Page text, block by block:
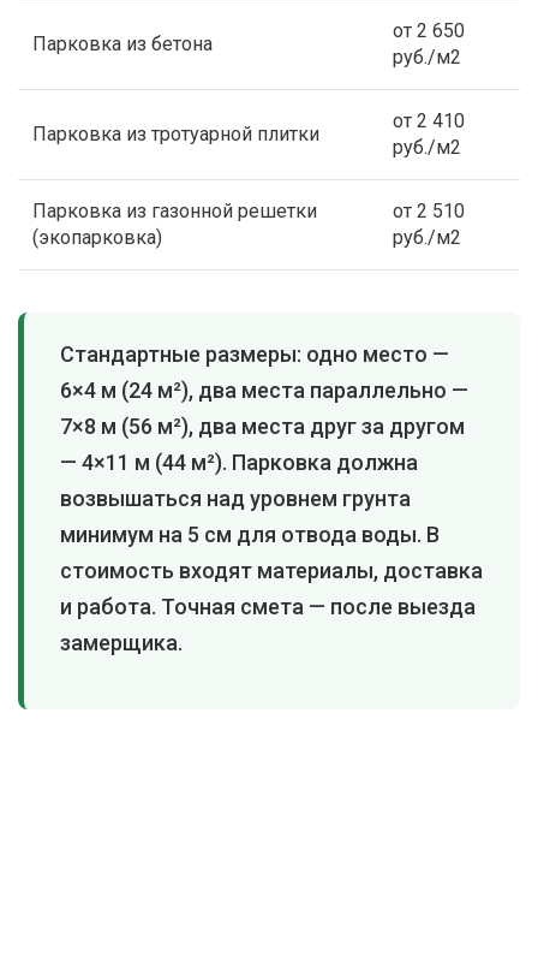
Парковка из бетона
от 2 650
руб./м2
Парковка из тротуарной плитки
от 2 410
руб./м2
Парковка из газонной решетки
(экопарковка)
от 2 510
руб./м2
Стандартные размеры: одно место —
6×4 м (24 м²), два места параллельно —
7×8 м (56 м²), два места друг за другом
— 4×11 м (44 м²). Парковка должна
возвышаться над уровнем грунта
минимум на 5 см для отвода воды. В
стоимость входят материалы, доставка
и работа. Точная смета — после выезда
замерщика.